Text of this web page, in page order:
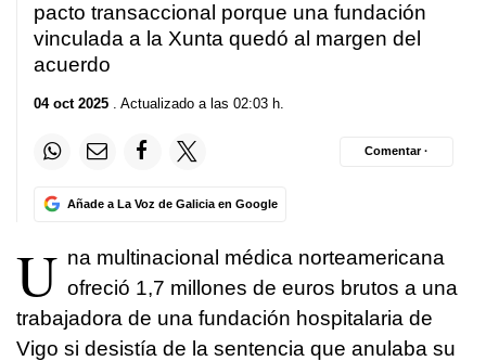
pacto transaccional porque una fundación
vinculada a la Xunta quedó al margen del
acuerdo
04 oct 2025 . Actualizado a las 02:03 h.
Añade a La Voz de Galicia en Google
Comentar ·
U na multinacional médica norteamericana
ofreció 1,7 millones de euros brutos a una
trabajadora de una fundación hospitalaria de
Vigo si desistía de la sentencia que anulaba su